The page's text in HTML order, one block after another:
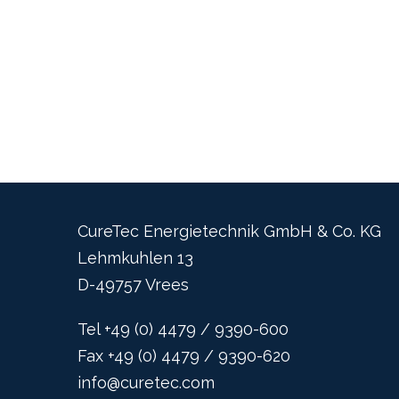
CureTec Energietechnik GmbH & Co. KG
Lehmkuhlen 13
D-49757 Vrees
Tel +49 (0) 4479 / 9390-600
Fax +49 (0) 4479 / 9390-620
info@curetec.com